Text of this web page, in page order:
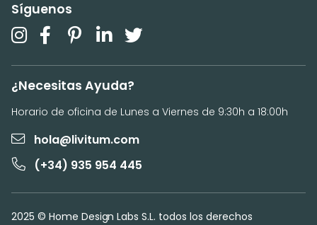
Síguenos
¿Necesitas Ayuda?
Horario de oficina de Lunes a Viernes de 9:30h a 18:00h
hola@livitum.com
(+34) 935 954 445
2025 © Home Design Labs S.L. todos los derechos